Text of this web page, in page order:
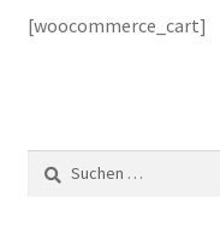
[woocommerce_cart]
Suchen
nach: